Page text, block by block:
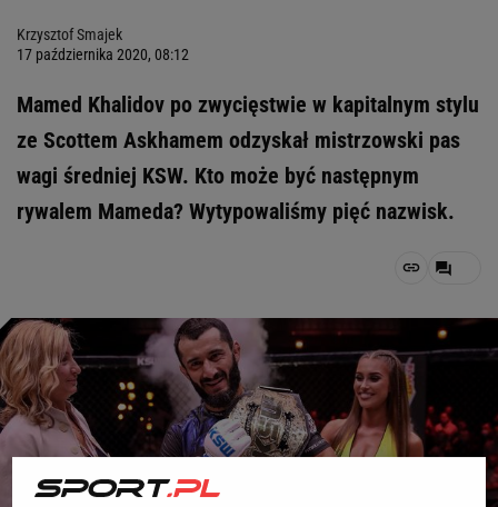
Krzysztof Smajek
17 października 2020, 08:12
Mamed Khalidov po zwycięstwie w kapitalnym stylu
ze Scottem Askhamem odzyskał mistrzowski pas
wagi średniej KSW. Kto może być następnym
rywalem Mameda? Wytypowaliśmy pięć nazwisk.